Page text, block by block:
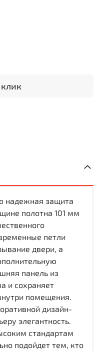
надежная защита
полотна 101 мм
петли
двери, а
панель из
и сохраняет
помещения.
дизайн-
элегантность.
стандартам
подойдет тем, кто